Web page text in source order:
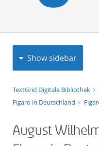
Show sidebar
TextGrid Digitale Bibliothek
Figaro in Deutschland
August